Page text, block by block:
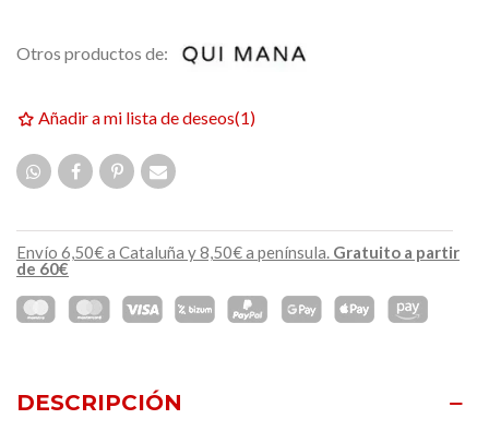
Otros productos de:
Añadir a mi lista de deseos(1)
Envío 6,50€ a Cataluña y 8,50€ a península. Gratuito a partir
de 60€
DESCRIPCIÓN